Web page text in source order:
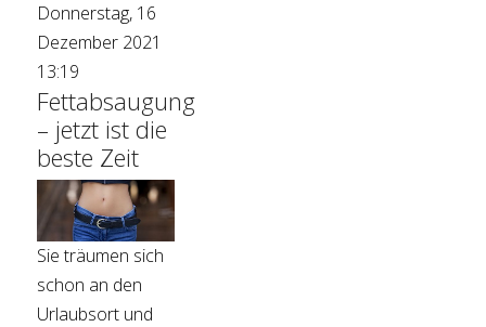
Donnerstag, 16
Dezember 2021
13:19
Fettabsaugung
– jetzt ist die
beste Zeit
Sie träumen sich
schon an den
Urlaubsort und